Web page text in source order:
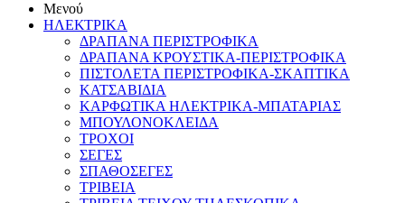
Μενού
ΗΛΕΚΤΡΙΚΑ
ΔΡΑΠΑΝΑ ΠΕΡΙΣΤΡΟΦΙΚΑ
ΔΡΑΠΑΝΑ ΚΡΟΥΣΤΙΚΑ-ΠΕΡΙΣΤΡΟΦΙΚΑ
ΠΙΣΤΟΛΕΤΑ ΠΕΡΙΣΤΡΟΦΙΚΑ-ΣΚΑΠΤΙΚΑ
ΚΑΤΣΑΒΙΔΙΑ
ΚΑΡΦΩΤΙΚΑ ΗΛΕΚΤΡΙΚΑ-ΜΠΑΤΑΡΙΑΣ
ΜΠΟΥΛΟΝΟΚΛΕΙΔΑ
ΤΡΟΧΟΙ
ΣΕΓΕΣ
ΣΠΑΘΟΣΕΓΕΣ
ΤΡΙΒΕΙΑ